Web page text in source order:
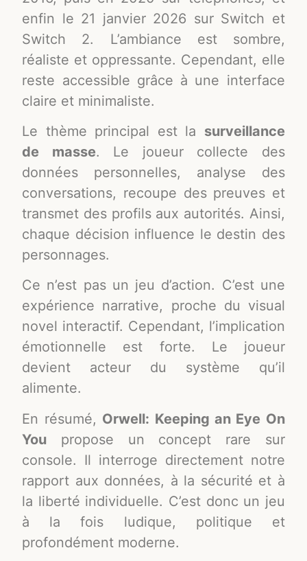
enfin le 21 janvier 2026 sur Switch et
Switch 2. L’ambiance est sombre,
réaliste et oppressante. Cependant, elle
reste accessible grâce à une interface
claire et minimaliste.
Le thème principal est la surveillance
de masse. Le joueur collecte des
données personnelles, analyse des
conversations, recoupe des preuves et
transmet des profils aux autorités. Ainsi,
chaque décision influence le destin des
personnages.
Ce n’est pas un jeu d’action. C’est une
expérience narrative, proche du visual
novel interactif. Cependant, l’implication
émotionnelle est forte. Le joueur
devient acteur du système qu’il
alimente.
En résumé, Orwell: Keeping an Eye On
You propose un concept rare sur
console. Il interroge directement notre
rapport aux données, à la sécurité et à
la liberté individuelle. C’est donc un jeu
à la fois ludique, politique et
profondément moderne.